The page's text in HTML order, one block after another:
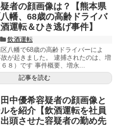
者の顔画像は？【熊本県
幡、68歳の高齢ドライバ
運転＆ひき逃げ事件】
飲酒運転
八幡で68歳の高齢ドライバーによ
が起きました。 逮捕されたのは、増
８）です 事件概要、増永...
記事を読む
中優希容疑者の顔画像と
を紹介【飲酒運転を社員
頭させた容疑者の勤め先